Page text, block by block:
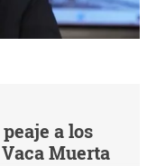
a los
Muerta